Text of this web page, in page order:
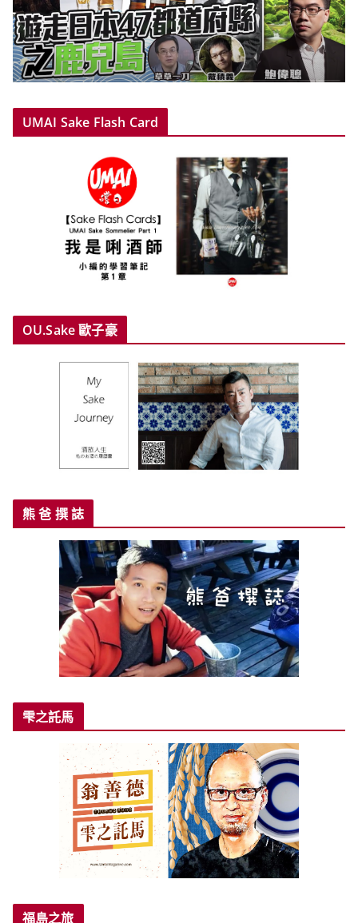
UMAI Sake Flash Card
OU.Sake 歐子豪
熊 爸 撰 誌
雫之託馬
福島之旅